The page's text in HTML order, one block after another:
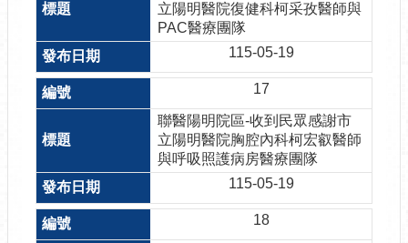
立陽明醫院復健科柯采孜醫師與
PAC醫療團隊
115-05-19
17
聯醫陽明院區-收到民眾感謝市
立陽明醫院胸腔內科柯宏叡醫師
與呼吸照護病房醫療團隊
115-05-19
18